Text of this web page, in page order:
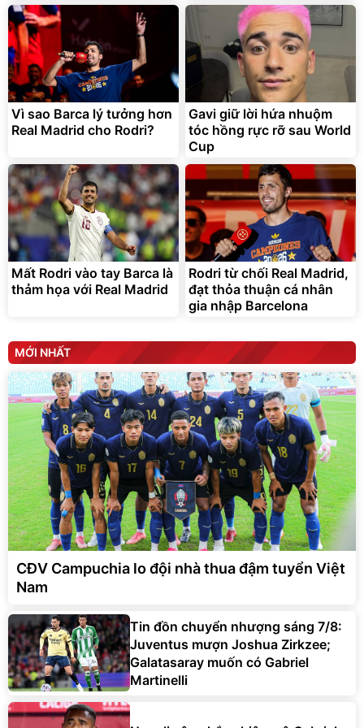
Lót ghế ôtô, nâng lưng
chống nóng giúp thoải mái
trong di chuyển
295.000đ
Đã bán nhiều
Vì sao Barca lý tưởng hơn
Real Madrid cho Rodri?
Gavi giữ lời hứa nhuộm
tóc hồng rực rỡ sau World
Cup
Mất Rodri vào tay Barca là
thảm họa với Real Madrid
Rodri từ chối Real Madrid,
đạt thỏa thuận cá nhân
gia nhập Barcelona
MỚI NHẤT
CĐV Campuchia lo đội nhà thua đậm tuyển Việt
Nam
Tin đồn chuyển nhượng sáng 7/8:
Juventus mượn Joshua Zirkzee;
Galatasaray muốn có Gabriel
Martinelli